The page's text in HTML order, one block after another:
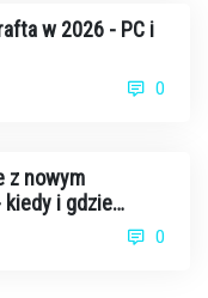
w 2026 - PC i
0
z nowym
kiedy i gdzie
0